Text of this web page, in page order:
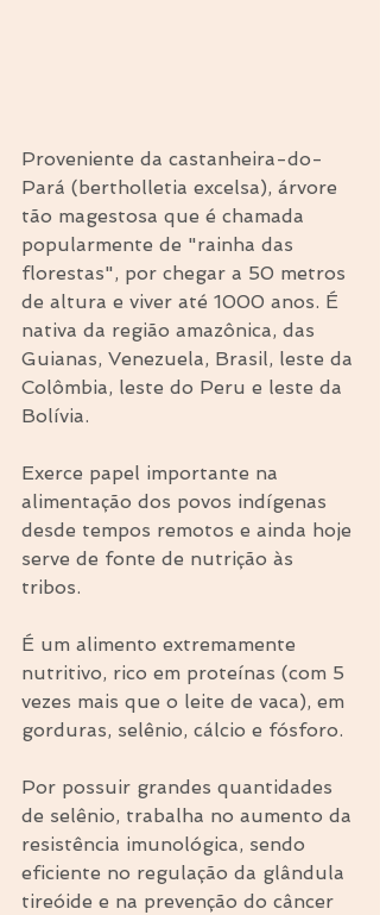
Proveniente da castanheira-do-
Pará (bertholletia excelsa), árvore
tão magestosa que é chamada
popularmente de "rainha das
florestas", por chegar a 50 metros
de altura e viver até 1000 anos. É
nativa da região amazônica, das
Guianas, Venezuela, Brasil, leste da
Colômbia, leste do Peru e leste da
Bolívia.
Exerce papel importante na
alimentação dos povos indígenas
desde tempos remotos e ainda hoje
serve de fonte de nutrição às
tribos.
É um alimento extremamente
nutritivo, rico em proteínas (com 5
vezes mais que o leite de vaca), em
gorduras, selênio, cálcio e fósforo.
Por possuir grandes quantidades
de selênio, trabalha no aumento da
resistência imunológica, sendo
eficiente no regulação da glândula
tireóide e na prevenção do câncer